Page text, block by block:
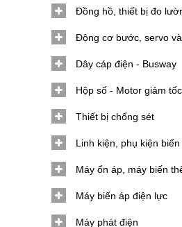
Đồng hồ, thiết bị đo
Động cơ bước, servo
Dây cáp điện - Busway
Hộp số - Motor giảm
Thiết bị chống sét
Linh kiện, phụ kiện biến
Máy ổn áp, máy biến
Máy biến áp điện lực
Máy phát điện